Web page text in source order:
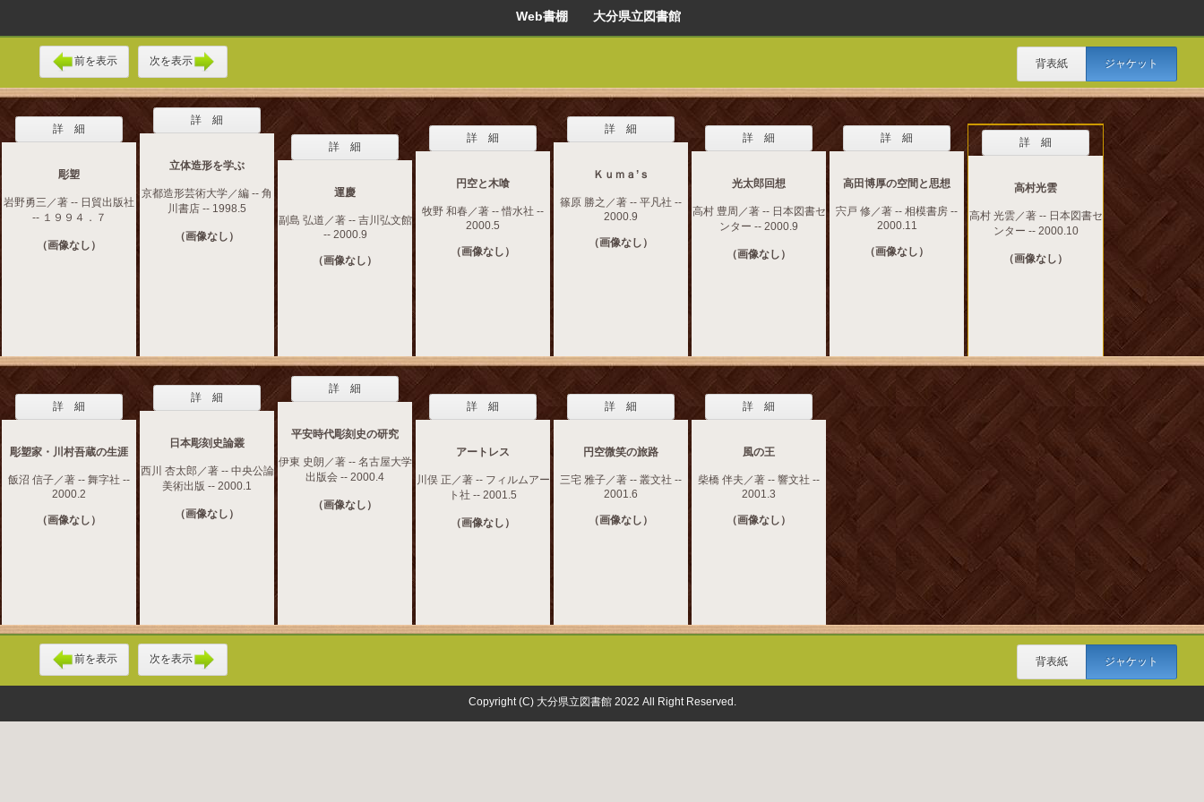
Web書棚 大分県立図書館
前を表示 次を表示 背表紙 ジャケット
詳 細
彫塑
岩野勇三／著 -- 日貿出版社
-- １９９４．７
（画像なし）
詳 細
立体造形を学ぶ
京都造形芸術大学／編 -- 角
川書店 -- 1998.5
（画像なし）
詳 細
運慶
副島 弘道／著 -- 吉川弘文館
-- 2000.9
（画像なし）
詳 細
円空と木喰
牧野 和春／著 -- 惜水社 --
2000.5
（画像なし）
詳 細
Ｋｕｍａ’ｓ
篠原 勝之／著 -- 平凡社 --
2000.9
（画像なし）
詳 細
光太郎回想
高村 豊周／著 -- 日本図書セ
ンター -- 2000.9
（画像なし）
詳 細
高田博厚の空間と思想
宍戸 修／著 -- 相模書房 --
2000.11
（画像なし）
詳 細
高村光雲
高村 光雲／著 -- 日本図書セ
ンター -- 2000.10
（画像なし）
詳 細
彫塑家・川村吾蔵の生涯
飯沼 信子／著 -- 舞字社 --
2000.2
（画像なし）
詳 細
日本彫刻史論叢
西川 杏太郎／著 -- 中央公論
美術出版 -- 2000.1
（画像なし）
詳 細
平安時代彫刻史の研究
伊東 史朗／著 -- 名古屋大学
出版会 -- 2000.4
（画像なし）
詳 細
アートレス
川俣 正／著 -- フィルムアー
ト社 -- 2001.5
（画像なし）
詳 細
円空微笑の旅路
三宅 雅子／著 -- 叢文社 --
2001.6
（画像なし）
詳 細
風の王
柴橋 伴夫／著 -- 響文社 --
2001.3
（画像なし）
前を表示 次を表示 背表紙 ジャケット
Copyright (C) 大分県立図書館 2022 All Right Reserved.